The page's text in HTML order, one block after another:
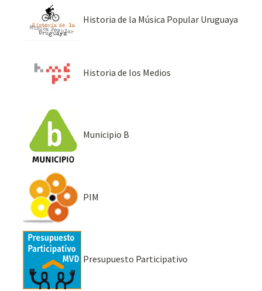
Historia de la Música Popular Uruguaya
Historia de los Medios
Municipio B
PIM
Presupuesto Participativo